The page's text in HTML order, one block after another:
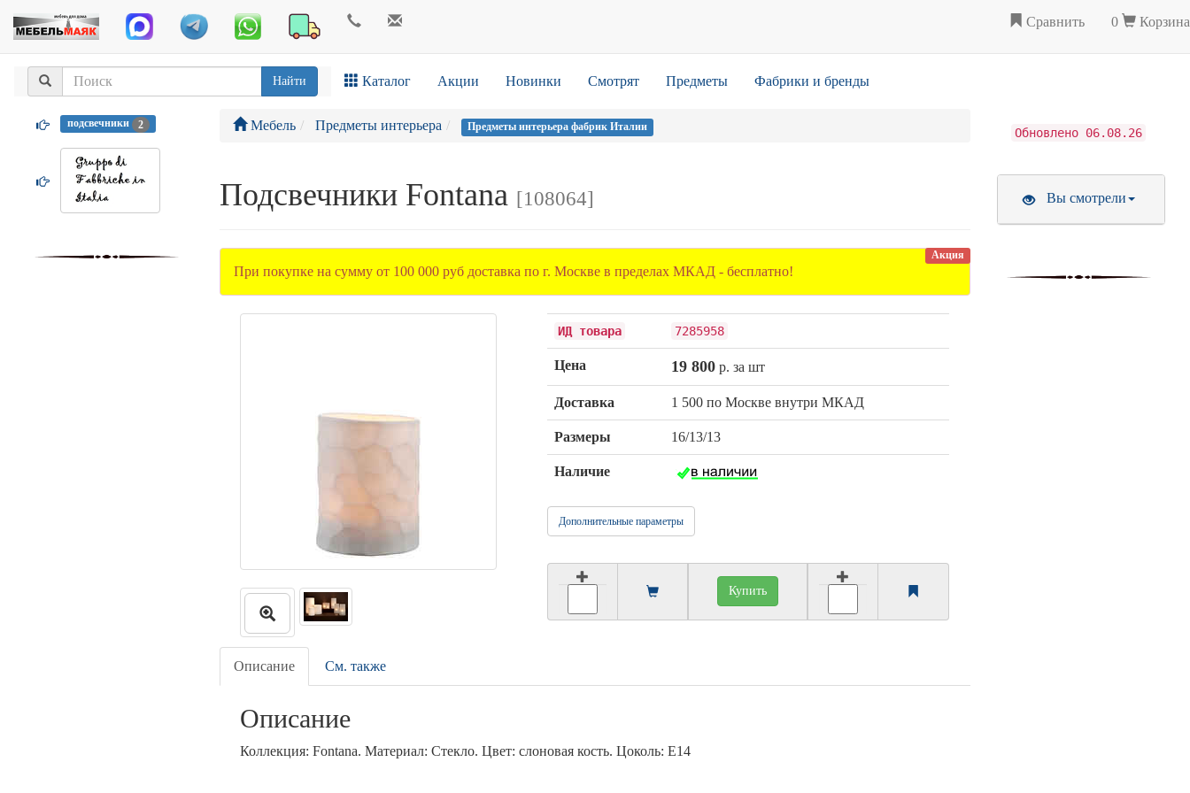
Сравнить 0 Корзина
Найти Каталог Акции Новинки Смотрят Предметы Фабрики и бренды
Мебель Предметы интерьера Предметы интерьера фабрик Италии
Подсвечники Fontana [108064]
Акция
При покупке на сумму от 100 000 руб доставка по г. Москве в пределах МКАД - бесплатно!
ИД товара 7285958
Цена 19 800р. за шт
Доставка 1 500 по Москве внутри МКАД
Размеры 16/13/13
Наличие
Дополнительные параметры
Купить
Описание См. также
Описание
Коллекция: Fontana. Материал: Стекло. Цвет: слоновая кость. Цоколь: E14
подсвечники 2
Обновлено 06.08.26
Вы смотрели